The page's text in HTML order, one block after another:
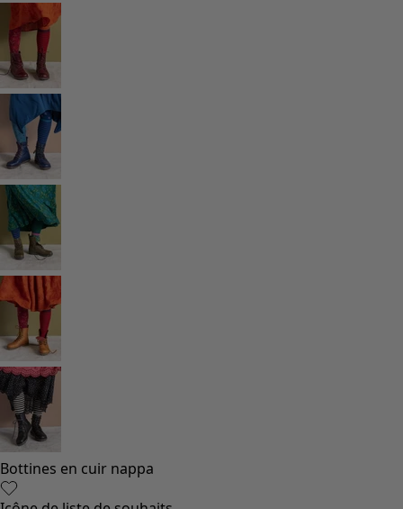
Styles de vétements
Vêtements en lin
Robes de style hippie
Grandes Tailles
À fleurs
Vêtements hippies
Une mode scandinave
Superpositions
À rayures
Des carreaux à foison
À pois
Vêtements bio
Un design suédois
Robes en jersey
Vêtements bohèmes
Des vêtements pour les soirées fraîches
Vêtements à motif
Coton
Coton biologique
Maillots de bain et vêtements de plage
Vêtements de fête